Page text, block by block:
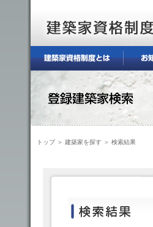
トップ＞ 建築家を探す ＞ 検索結果